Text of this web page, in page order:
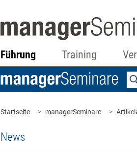
Führung Training
Startseite managerSeminare
News